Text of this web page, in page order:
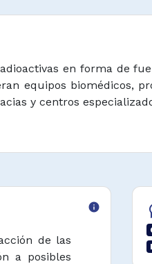
en forma de
equipos biomédicos,
y centros
info
de las
a posibles